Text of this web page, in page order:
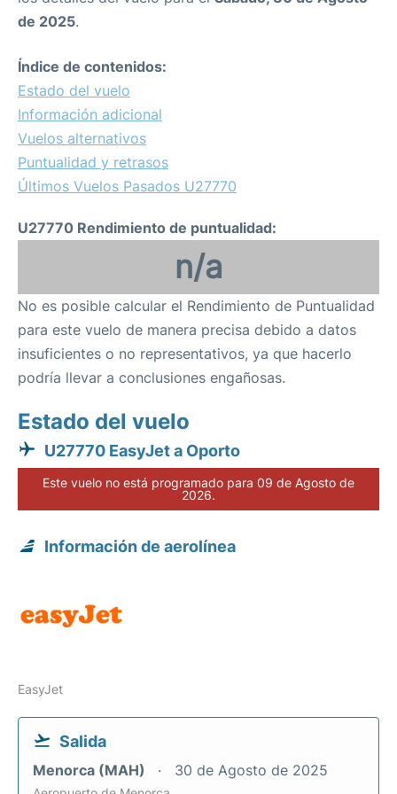
de 2025.
Índice de contenidos:
Estado del vuelo
Información adicional
Vuelos alternativos
Puntualidad y retrasos
Últimos Vuelos Pasados U27770
U27770 Rendimiento de puntualidad:
n/a
No es posible calcular el Rendimiento de Puntualidad
para este vuelo de manera precisa debido a datos
insuficientes o no representativos, ya que hacerlo
podría llevar a conclusiones engañosas.
Estado del vuelo
U27770 EasyJet a Oporto
Este vuelo no está programado para 09 de Agosto de
2026.
Información de aerolínea
EasyJet
Salida
Menorca (MAH) 30 de Agosto de 2025